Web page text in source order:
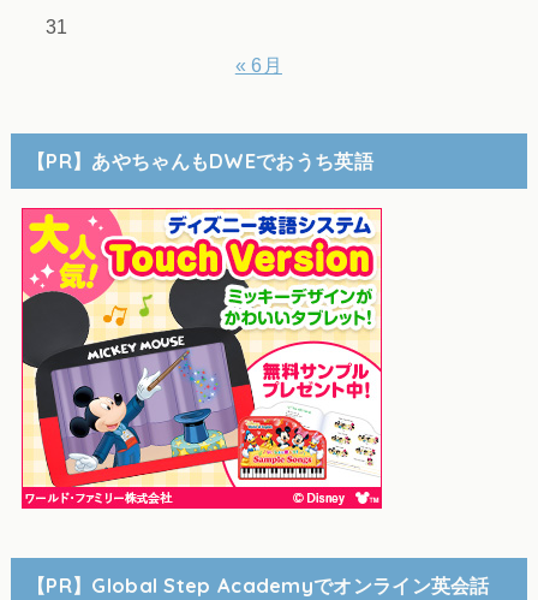
31
« 6月
【PR】あやちゃんもDWEでおうち英語
【PR】Global Step Academyでオンライン英会話